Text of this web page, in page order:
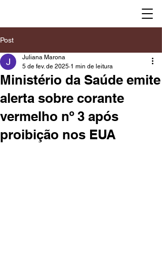
Post
Ministério da Saúde emite
alerta sobre corante
vermelho nº 3 após
proibição nos EUA
Juliana Marona
5 de fev. de 2025 1 min de leitura